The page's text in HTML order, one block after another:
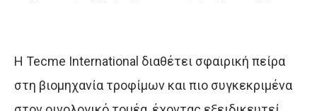
Η Tecme International διαθέτει σφαιρική πείρα
στη βιομηχανία τροφίμων και πιο συγκεκριμένα